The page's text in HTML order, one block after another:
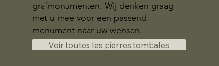
grafmonumenten. Wij denken graag
met u mee voor een passend
monument naar uw wensen.
Voir toutes les pierres tombales